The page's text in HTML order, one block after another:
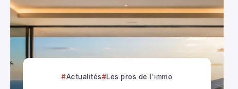
Actualités Les pros de l'immo